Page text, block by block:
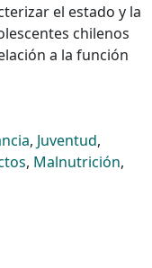
el estado y la
chilenos
a la función
, Juventud,
, Malnutrición,